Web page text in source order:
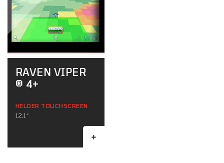
RAVEN VIPER
® 4+
HELDER TOUCHSCREEN
12,1“